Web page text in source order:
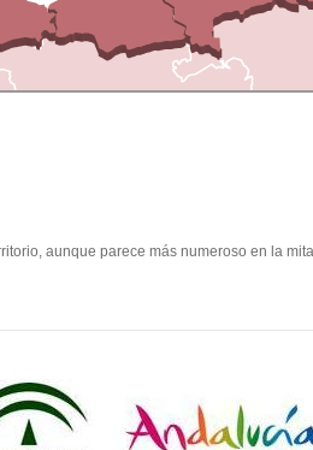
aunque parece más numeroso en la